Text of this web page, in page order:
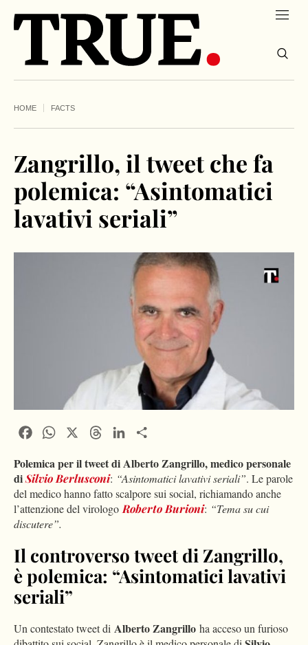
HOME FACTS
Zangrillo, il tweet che fa
polemica: “Asintomatici
lavativi seriali”
FacebookWhatsApp ThreadsLinkedIn
Polemica per il tweet di Alberto Zangrillo, medico personale
diSilvio Berlusconi: “Asintomatici lavativi seriali”. Le parole
del medico hanno fatto scalpore sui social, richiamando anche
l’attenzione del virologoRoberto Burioni: “Tema su cui
discutere”.
Il controverso tweet di Zangrillo,
è polemica: “Asintomatici lavativi
seriali”
Un contestato tweet di Alberto Zangrillo ha acceso un furioso